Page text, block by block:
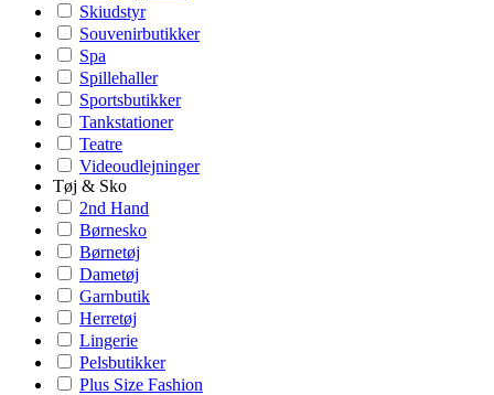
Skiudstyr
Souvenirbutikker
Spa
Spillehaller
Sportsbutikker
Tankstationer
Teatre
Videoudlejninger
Tøj & Sko
2nd Hand
Børnesko
Børnetøj
Dametøj
Garnbutik
Herretøj
Lingerie
Pelsbutikker
Plus Size Fashion